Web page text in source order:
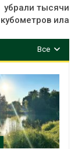
убрали тысячи
кубометров ила
Все